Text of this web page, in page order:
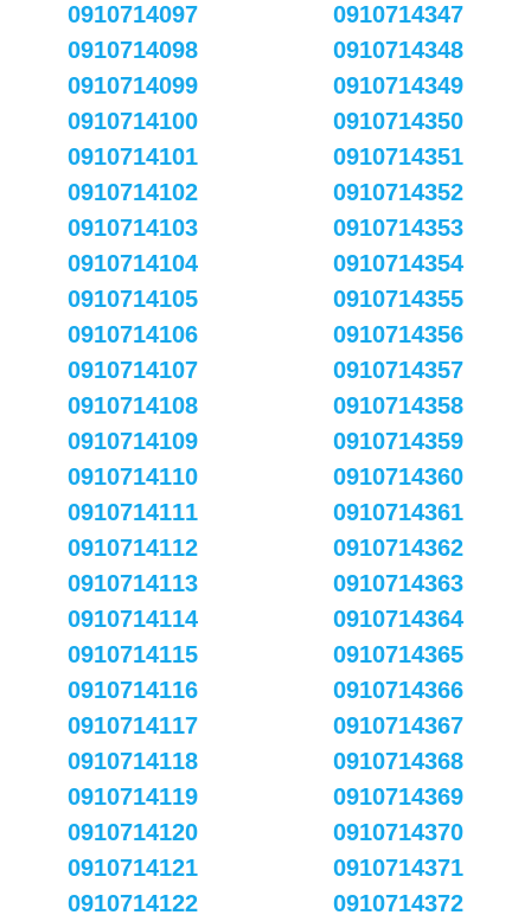
0910714097
0910714098
0910714099
0910714100
0910714101
0910714102
0910714103
0910714104
0910714105
0910714106
0910714107
0910714108
0910714109
0910714110
0910714111
0910714112
0910714113
0910714114
0910714115
0910714116
0910714117
0910714118
0910714119
0910714120
0910714121
0910714122
0910714347
0910714348
0910714349
0910714350
0910714351
0910714352
0910714353
0910714354
0910714355
0910714356
0910714357
0910714358
0910714359
0910714360
0910714361
0910714362
0910714363
0910714364
0910714365
0910714366
0910714367
0910714368
0910714369
0910714370
0910714371
0910714372